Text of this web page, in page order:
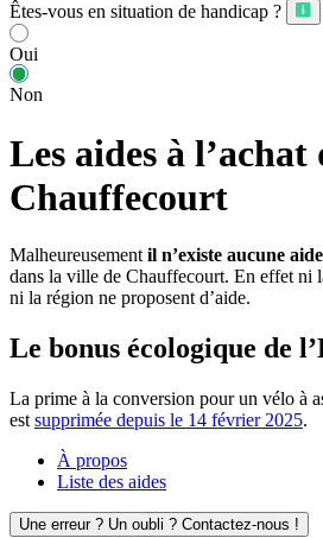
Êtes-vous en situation de handicap ?
Oui
Non
Les aides à l’achat
Chauffecourt
Malheureusement il n’existe aucune
dans la ville de Chauffecourt. En effet ni
ni la région ne proposent d’aide.
Le bonus écologique de
La prime à la conversion pour un vélo à
est supprimée depuis le 14 février 2025.
À propos
Liste des aides
Une erreur ? Un oubli ? Contactez-nous !